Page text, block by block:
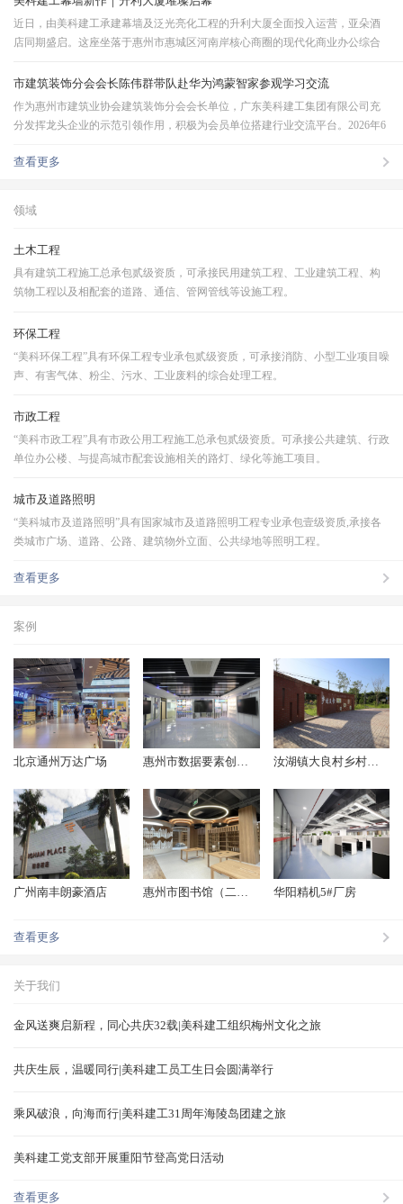
近日，由美科建工承建幕墙及泛光亮化工程的升利大厦全面投入运营，亚朵酒
店同期盛启。这座坐落于惠州市惠城区河南岸核心商圈的现代化商业办公综合
纯玻璃幕墙系统，重新勾勒江南片区的天际轮廓。升…
市建筑装饰分会会长陈伟群带队赴华为鸿蒙智家参观学习交流
作为惠州市建筑业协会建筑装饰分会会长单位，广东美科建工集团有限公司充
分发挥龙头企业的示范引领作用，积极为会员单位搭建行业交流平台。2026年6
会员单位代表，前往华为鸿蒙智家展厅参观学习交流…
查看更多
领域
土木工程
具有建筑工程施工总承包贰级资质，可承接民用建筑工程、工业建筑工程、构
筑物工程以及相配套的道路、通信、管网管线等设施工程。
环保工程
“美科环保工程”具有环保工程专业承包贰级资质，可承接消防、小型工业项目噪
声、有害气体、粉尘、污水、工业废料的综合处理工程。
市政工程
“美科市政工程”具有市政公用工程施工总承包贰级资质。可承接公共建筑、行政
单位办公楼、与提高城市配套设施相关的路灯、绿化等施工项目。
城市及道路照明
“美科城市及道路照明”具有国家城市及道路照明工程专业承包壹级资质,承接各
类城市广场、道路、公路、建筑物外立面、公共绿地等照明工程。
查看更多
案例
北京通州万达广场 惠州市数据要素创新中心 汝湖镇大良村乡村风貌提升改造
广州南丰朗豪酒店 惠州市图书馆（二期） 华阳精机5#厂房
查看更多
关于我们
金风送爽启新程，同心共庆32载|美科建工组织梅州文化之旅
共庆生辰，温暖同行|美科建工员工生日会圆满举行
乘风破浪，向海而行|美科建工31周年海陵岛团建之旅
美科建工党支部开展重阳节登高党日活动
查看更多